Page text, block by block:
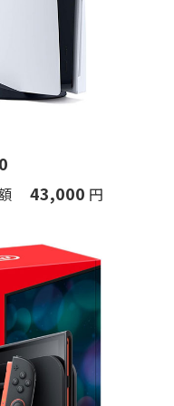
43,000 円